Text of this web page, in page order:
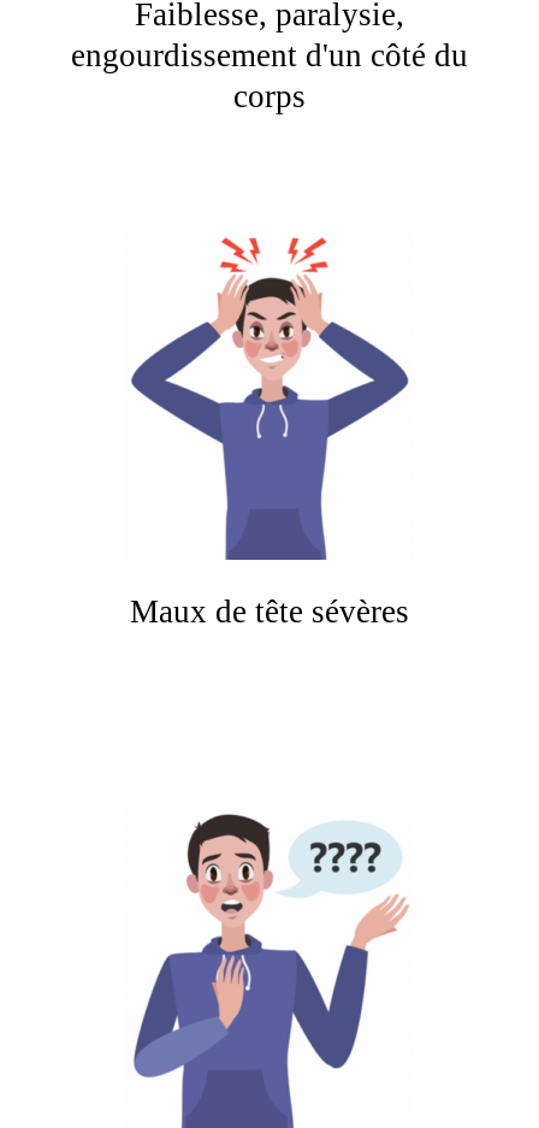
Faiblesse, paralysie,
engourdissement d'un côté du
corps
Maux de tête sévères